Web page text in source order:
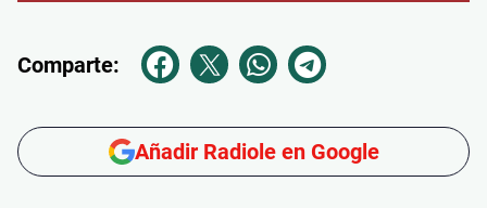
Comparte:
Añadir Radiole en Google